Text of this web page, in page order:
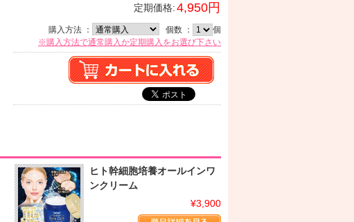
定期価格:4,950円
購入方法 ： 個数 ：
個
※購入方法で通常購入か定期購入をお選び下さい
ヒト幹細胞培養オールインワ
ンクリーム
¥3,900